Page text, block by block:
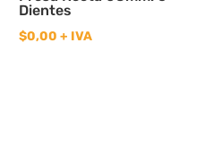
Dientes
$0,00 + IVA